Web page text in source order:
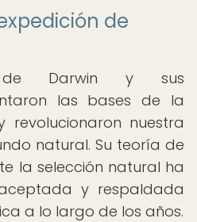
de
de Darwin y sus
las bases de la
nuestra
natural. Su teoría de
la selección natural ha
y respaldada
a lo largo de los años.